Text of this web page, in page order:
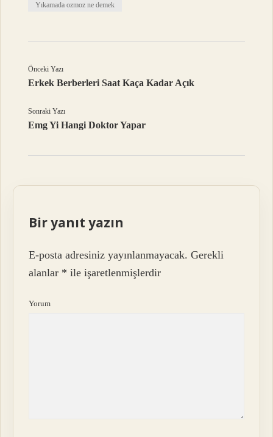
Yıkamada ozmoz ne demek
Önceki Yazı
Erkek Berberleri Saat Kaça Kadar Açık
Sonraki Yazı
Emg Yi Hangi Doktor Yapar
Bir yanıt yazın
E-posta adresiniz yayınlanmayacak. Gerekli
alanlar * ile işaretlenmişlerdir
Yorum